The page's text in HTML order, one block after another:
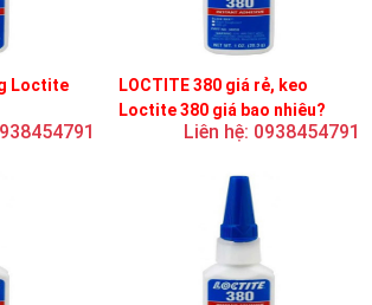
Loctite
LOCTITE 380 giá rẻ, keo
Loctite 380 giá bao nhiêu?
Liên hệ: 0938454791